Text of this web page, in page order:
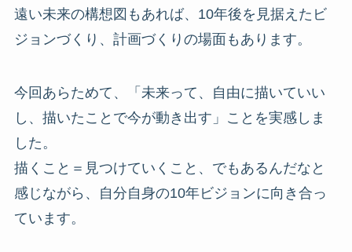
遠い未来の構想図もあれば、10年後を見据えたビ
ジョンづくり、計画づくりの場面もあります。
今回あらためて、「未来って、自由に描いていい
し、描いたことで今が動き出す」ことを実感しま
した。
描くこと＝見つけていくこと、でもあるんだなと
感じながら、自分自身の10年ビジョンに向き合っ
ています。